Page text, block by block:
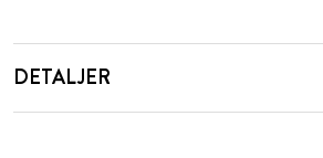
DETALJER